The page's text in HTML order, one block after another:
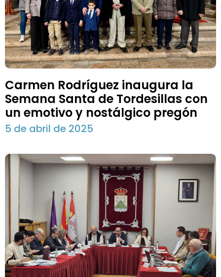
Carmen Rodríguez inaugura la
Semana Santa de Tordesillas con
un emotivo y nostálgico pregón
5 de abril de 2025